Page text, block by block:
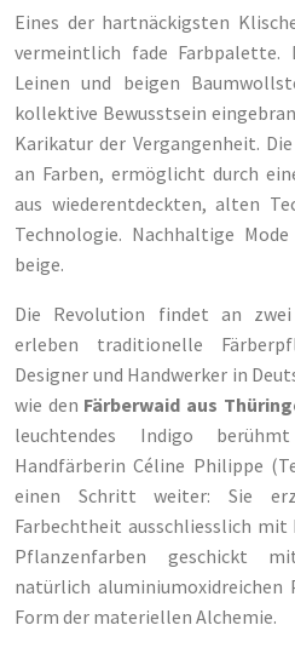
Eines der hartnäckigsten
vermeintlich fade Farbpalette.
Leinen und beigen
kollektive Bewusstsein
Karikatur der Vergangenheit.
an Farben, ermöglicht durch
aus wiederentdeckten, alten
Technologie. Nachhaltige
beige.
Die Revolution findet an
erleben traditionelle
Designer und Handwerker in
wie den Färberwaid aus
leuchtendes Indigo
Handfärberin Céline Philippe
einen Schritt weiter: Sie
Farbechtheit ausschliesslich
Pflanzenfarben geschickt
natürlich
Form der materiellen Alchemie.